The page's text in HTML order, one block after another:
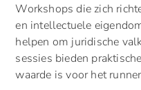
Workshops die zich
en intellectuele
helpen om juridische
sessies bieden
waarde is voor het